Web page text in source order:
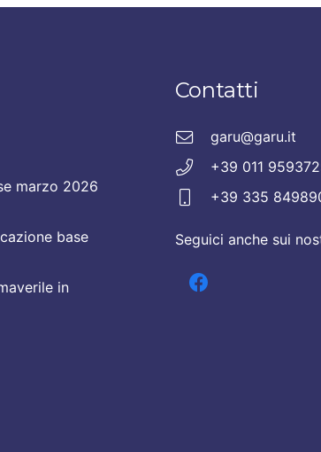
marzo 2026
base
in
Contatti
garu@garu.it
+39 011
+39 335
Seguici anche sui